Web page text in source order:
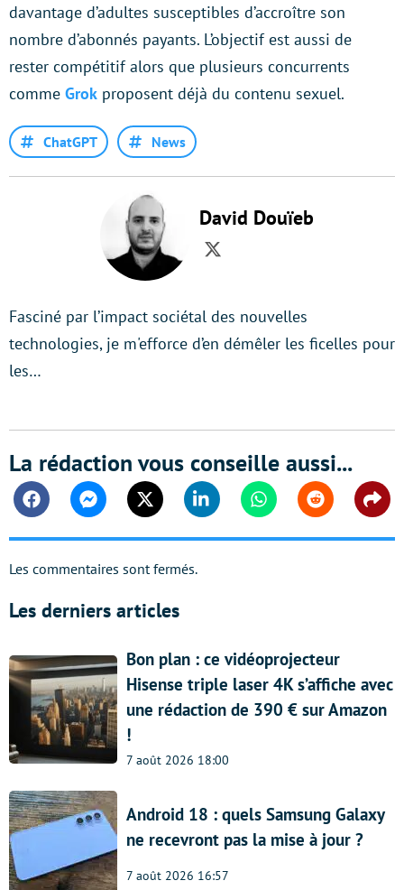
davantage d’adultes susceptibles d’accroître son
nombre d’abonnés payants. L’objectif est aussi de
rester compétitif alors que plusieurs concurrents
comme Grok proposent déjà du contenu sexuel.
ChatGPT News
David Douïeb
Twitter
Fasciné par l’impact sociétal des nouvelles
technologies, je m'efforce d’en démêler les ficelles pour
les…
La rédaction vous conseille aussi...
FacebookMessengerTwitter Linkedin WhatsappReddit
Les commentaires sont fermés.
Les derniers articles
Bon plan : ce vidéoprojecteur
Hisense triple laser 4K s’affiche avec
une rédaction de 390 € sur Amazon
!
7 août 2026 18:00
Android 18 : quels Samsung Galaxy
ne recevront pas la mise à jour ?
7 août 2026 16:57